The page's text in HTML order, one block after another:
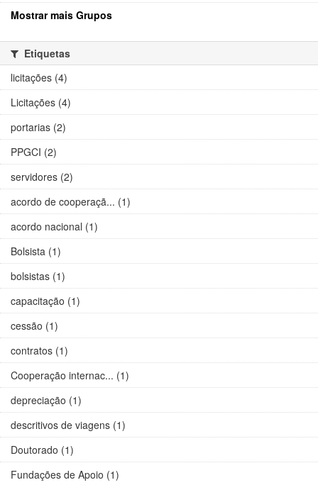
Mostrar mais Grupos
Etiquetas
licitações (4)
Licitações (4)
portarias (2)
PPGCI (2)
servidores (2)
acordo de cooperaçã... (1)
acordo nacional (1)
Bolsista (1)
bolsistas (1)
capacitação (1)
cessão (1)
contratos (1)
Cooperação internac... (1)
depreciação (1)
descritivos de viagens (1)
Doutorado (1)
Fundações de Apoio (1)